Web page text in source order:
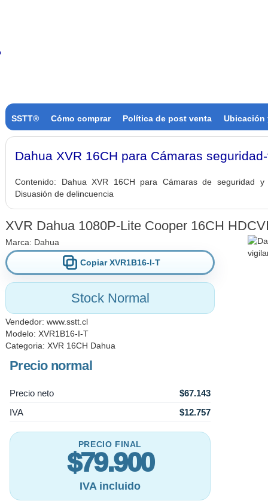
SSTT® Cómo comprar Política de post venta Ubicación
Dahua XVR 16CH para Cámaras
Contenido: Dahua XVR 16CH para Cámaras de seguridad
Disuasión de delincuencia
XVR Dahua 1080P-Lite Cooper 16CH
Marca: Dahua
Copiar XVR1B16-I-T
Stock Normal
Vendedor: www.sstt.cl
Modelo: XVR1B16-I-T
Categoria: XVR 16CH Dahua
Precio normal
Precio neto
$67.143
IVA
$12.757
PRECIO FINAL
$79.900
IVA incluido